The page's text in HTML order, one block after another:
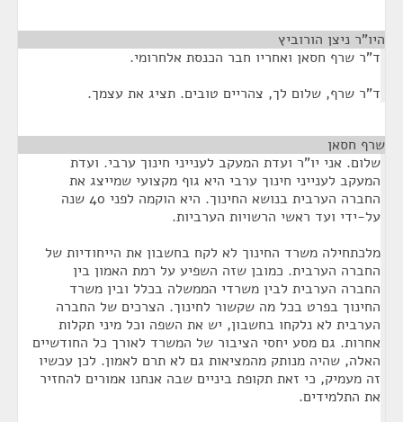
היו"ר ניצן הורוביץ
ד"ר שרף חסאן ואחריו חבר הכנסת אלחרומי.
ד"ר שרף, שלום לך, צהריים טובים. תציג את עצמך.
שרף חסאן
שלום. אני יו"ר ועדת המעקב לענייני חינוך ערבי. ועדת
המעקב לענייני חינוך ערבי היא גוף מקצועי שמייצג את
החברה הערבית בנושא החינוך. היא הוקמה לפני 40 שנה
על-ידי ועד ראשי הרשויות הערביות.
מלכתחילה משרד החינוך לא לקח בחשבון את הייחודיות של
החברה הערבית. כמובן שזה השפיע על רמת האמון בין
החברה הערבית לבין משרדי הממשלה בכלל ובין משרד
החינוך בפרט בכל מה שקשור לחינוך. הצרכים של החברה
הערבית לא נלקחו בחשבון, יש את השפה וכל מיני תקלות
אחרות. גם מסע יחסי הציבור של המשרד לאורך כל החודשיים
האלה, שהיה מנותק מהמציאות גם לא תרם לאמון. לכן עכשיו
זה מעמיק, כי זאת תקופת ביניים שבה אנחנו אמורים להחזיר
את התלמידים.